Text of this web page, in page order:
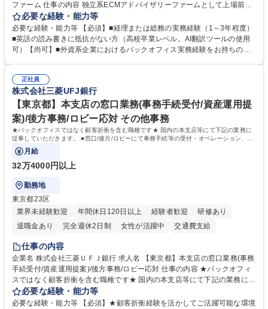
ファーム 仕事の内容 独立系ECMアドバイザリーファームとして上場前後
の資本市場戦略を設計する当社にて経理・総務をお任せします。基礎的な
バックオフィス業務からスタートし組織を支える専任担当として広く活躍
できる環境です。 ■日常経理、月次および年次決算サポート業務 ■本国
（グローバル）との英文メール対応（AI翻訳ツール等を使用しての対応で
業務をお任せします。残業も基本的には発生せず、ご自身のペースで業務
を進めやすく定着率の高い環境です。 募集職種 東京【経理・総務】週1日
出社程度のリモート中心/残業基本無/独立系ファーム
必要な経験・能力等
必要な経験・能力等 【必須】■経理または総務の実務経験（1～3年程度）
■英語の読み書きに抵抗がない方（高校卒業レベル。AI翻訳ツールの使用
可）【尚可】■外資系企業におけるバックオフィス実務経験をお持ちの方
【働き方について】現在は週4日程度の在宅勤務を実施しており、ワーク
ライフバランスを重視する方に最適な環境です（フルリモートも面接で相
談可）。【求める人物像】幅広いバックオフィス業務に柔軟に対応でき、
社内外と円滑にコミュニケーションを取りながら業務を推進できる方 学
歴・資格 学歴：大学院 大学 高専 短大 専修学校 高校 語学力： 資格：
正社員
株式会社三菱UFJ銀行
【東京都】本支店の窓口業務(事務手続受付/資産運用提
案)/後方事務/ロビー応対 その他事務
★バックオフィスではなく顧客折衝を含む職種です★ 国内の本支店等にて下記の業務に
従事していただきます。 ■窓口/後方/ロビーにて事務手続等の受付・オペレーション、お
客様対応
月給
32万4000円以上
勤務地
東京都23区
業界未経験歓迎
年間休日120日以上 経験者歓迎
研修あり
退職金あり
完全週休2日制 女性が活躍中
交通費支給
土日祝休み
仕事の内容
企業名 株式会社三菱ＵＦＪ銀行 求人名 【東京都】本支店の窓口業務(事務
手続受付/資産運用提案)/後方事務/ロビー応対 仕事の内容 ★バックオフィ
スではなく顧客折衝を含む職種です★ 国内の本支店等にて下記の業務に従
事していただきます。 ■窓口/後方/ロビーにて事務手続等の受付・オペレ
ーション、お客様対応 ■窓口にて、ご来店された個人のお客様に対して金
必要な経験・能力等
必要な経験・能力等 【必須】★顧客折衝経験を活かしてご活躍可能な環境